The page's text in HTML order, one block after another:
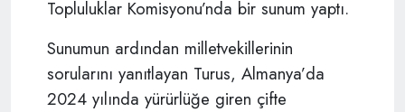
Topluluklar Komisyonu’nda bir sunum yaptı.
Sunumun ardından milletvekillerinin
sorularını yanıtlayan Turus, Almanya’da
2024 yılında yürürlüğe giren çifte